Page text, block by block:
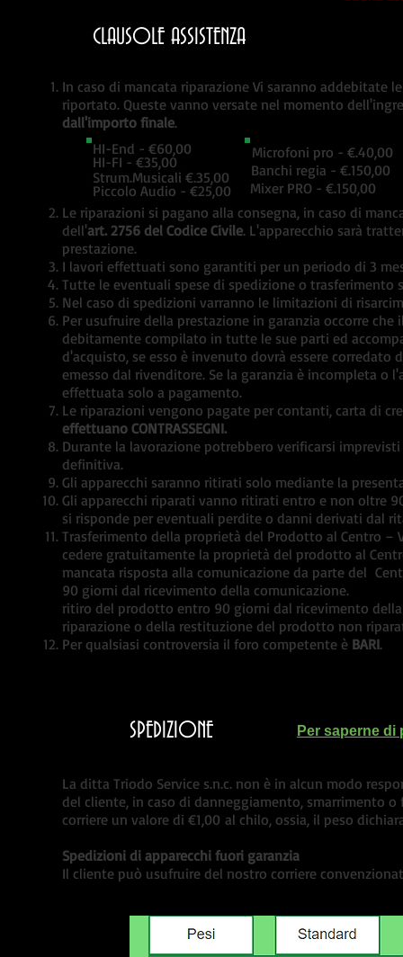
CLAUSOLE ASSISTENZA
In caso di mancata riparazione Vi saranno addebitate le
riportato. Queste vanno versate nel momento
dall'importo finale
Le riparazioni si pagano alla consegna, in caso di
dell'art. 2756 del Codice Civile. L'apparecchio sarà
prestazione.
I lavori effettuati sono garantiti per un periodo di 3
Tutte le eventuali spese di spedizione o trasferimento
Nel caso di spedizioni varranno le limitazioni di
Per usufruire della prestazione in garanzia occorre
debitamente compilato in tutte le sue parti ed
d'acquisto, se esso è invenuto dovrà essere
emesso dal rivenditore. Se la garanzia è incompleta o
effettuata solo a pagamento.
Le riparazioni vengono pagate per contanti, carta di
effettuano CONTRASSEGNI.
Durante la lavorazione potrebbero verificarsi
definitiva.
Gli apparecchi saranno ritirati solo mediante la
Gli apparecchi riparati vanno ritirati entro e non oltre
si risponde per eventuali perdite o danni derivati dal
Trasferimento della proprietà del Prodotto al Centro –
cedere gratuitamente la proprietà del prodotto al
mancata risposta alla comunicazione da parte del
90 giorni dal ricevimento
ritiro del prodotto entro 90 giorni dal ricevimento
riparazione o della restituzione del prodotto non
Per qualsiasi controversia il foro competente è BARI.
HI-End - €60,00
HI-FI - €35,00
Strum.Musicali €.35,00
Piccolo Audio - €25,00
Microfoni pro - €.40,00
Banchi regia - €.150,00
Mixer PRO - €.150,00
SPEDIZIONE Per saperne di
La ditta Triodo Service s.n.c. non è in alcun modo
del cliente, in caso di danneggiamento, smarrimento
corriere un valore di €1,00 al chilo, ossia, il peso
Spedizioni di apparecchi fuori garanzia
Il cliente può usufruire del nostro corriere